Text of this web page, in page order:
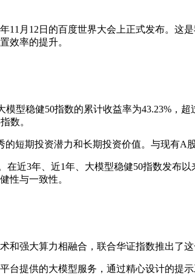
月12日的百度世界大会上正式发布。这
效率的提升。
型稳健50指数的累计收益率为43.23%，
数。
短期投资潜力和长期投资价值。与现有A
近3年、近1年、大模型稳健50指数发布
性与一致性。
强大算力相融合，联合华证指数推出了
台提供的大模型服务，通过精心设计的提